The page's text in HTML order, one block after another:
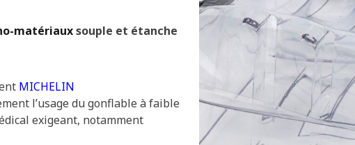
matériauxsouple et étanche
MICHELIN
l’usage du gonflable à faible
exigeant, notamment